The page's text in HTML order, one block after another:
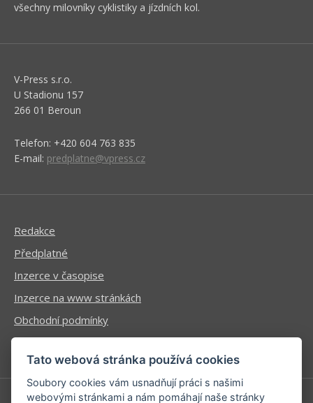
všechny milovníky cyklistiky a jízdních kol.
V-Press s.r.o.
U Stadionu 157
266 01 Beroun
Telefon: +420 604 763 835
E-mail: predplatne@vpress.cz
Redakce
Předplatné
Inzerce v časopise
Inzerce na www stránkách
Obchodní podmínky
Ochrana osobních údajů
Tato webová stránka používá cookies
Soubory cookies vám usnadňují práci s našimi
webovými stránkami a nám pomáhají naše stránky